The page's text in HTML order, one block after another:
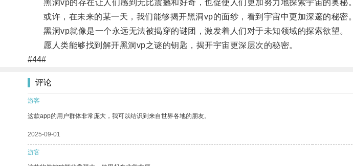
黑洞vp的存在让人们感到无比震撼和好奇，也促使人们更加努力地探索宇宙的奥秘。
或许，在未来的某一天，我们能够揭开黑洞vp的面纱，看到宇宙中更加深邃的秘密。
黑洞vp就像是一个永远无法被揭穿的谜团，激发着人们对于未知领域的探索欲望。
愿人类能够找到解开黑洞vp之谜的钥匙，揭开宇宙更深层次的秘密。
#44#
评论
游客
这款app的用户群体非常庞大，我可以结识到来自世界各地的朋友。
2025-09-01
游客